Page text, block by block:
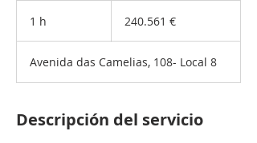
1 h 240.561 €
Avenida das Camelias, 108- Local 8
Descripción del servicio